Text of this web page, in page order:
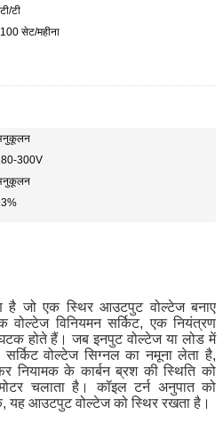
टी/टी
100 सेट/महीना
300V
है जो एक स्थिर आउटपुट वोल्टेज बनाए
विनियमन सर्किट, एक नियंत्रण
होते हैं। जब इनपुट वोल्टेज या लोड में
सर्किट वोल्टेज सिग्नल का नमूना लेता है,
नियामक के कार्बन ब्रश की स्थिति को
चलाता है। कॉइल टर्न अनुपात को
यह आउटपुट वोल्टेज को स्थिर रखता है।